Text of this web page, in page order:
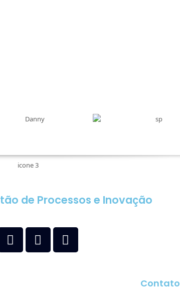
de Processos e Inovação
Contato